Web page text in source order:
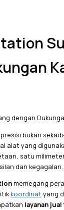
bukan
alat yang
satu
dan kegagalan.
memegang
koordinatyang
layanan